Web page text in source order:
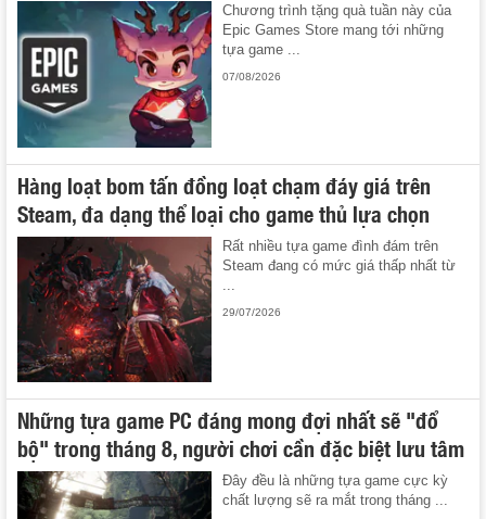
Chương trình tặng quà tuần này của
Epic Games Store mang tới những
tựa game ...
07/08/2026
Hàng loạt bom tấn đồng loạt chạm đáy giá trên
Steam, đa dạng thể loại cho game thủ lựa chọn
Rất nhiều tựa game đình đám trên
Steam đang có mức giá thấp nhất từ
29/07/2026
Những tựa game PC đáng mong đợi nhất sẽ "đổ
bộ" trong tháng 8, người chơi cần đặc biệt lưu tâm
Đây đều là những tựa game cực kỳ
chất lượng sẽ ra mắt trong tháng ...